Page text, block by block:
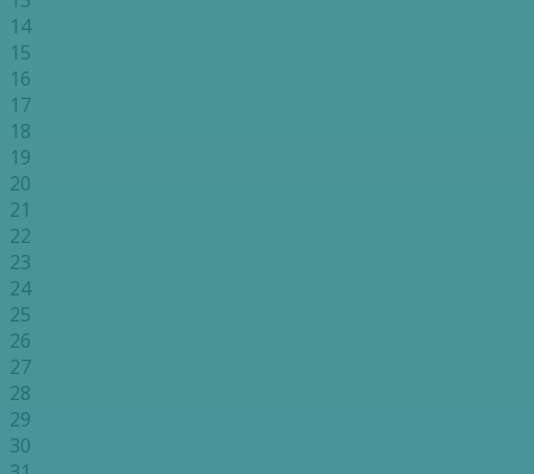
14
15
16
17
18
19
20
21
22
23
24
25
26
27
28
29
30